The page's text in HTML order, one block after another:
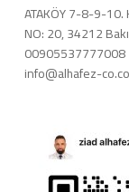
ATAKÖY 7-8-9-10.
NO: 20, 34212
00905537777008
info@alhafez-